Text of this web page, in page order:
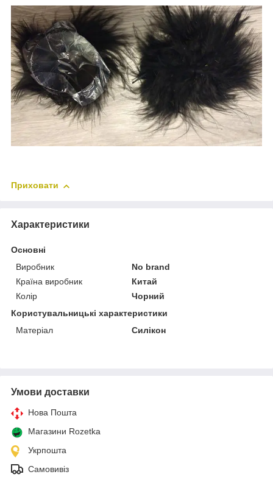
Приховати
Характеристики
Основні
Виробник
No brand
Країна виробник
Китай
Колір
Чорний
Користувальницькі характеристики
Матеріал
Силікон
Умови доставки
Нова Пошта
Магазини Rozetka
Укрпошта
Самовивіз